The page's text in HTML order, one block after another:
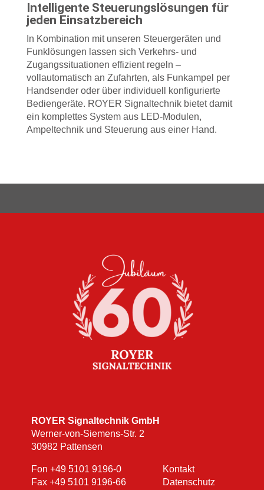
Intelligente Steuerungslösungen für
jeden Einsatzbereich
In Kombination mit unseren Steuergeräten und
Funklösungen lassen sich Verkehrs- und
Zugangssituationen effizient regeln –
vollautomatisch an Zufahrten, als Funkampel per
Handsender oder über individuell konfigurierte
Bediengeräte. ROYER Signaltechnik bietet damit
ein komplettes System aus LED-Modulen,
Ampeltechnik und Steuerung aus einer Hand.
ROYER Signaltechnik GmbH
Werner-von-Siemens-Str. 2
30982 Pattensen
Fon +49 5101 9196-0
Fax +49 5101 9196-66
Kontakt
Datenschutz